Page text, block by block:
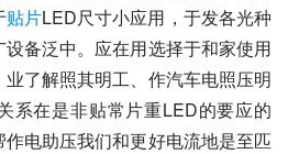
贴片LED尺寸小应用，于发各光种
备泛中。应在用选择于和家使用
了解照其明工、作汽车电照压明
系在是非贴常片重LED的要应的
电助压我们和更好电流地是至匹